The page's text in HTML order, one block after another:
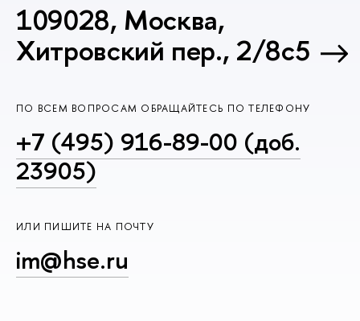
109028, Москва,
Хитровский пер., 2/8с5
ПО ВСЕМ ВОПРОСАМ ОБРАЩАЙТЕСЬ ПО ТЕЛЕФОНУ
+7 (495) 916-89-00 (доб.
23905)
ИЛИ ПИШИТЕ НА ПОЧТУ
im@hse.ru